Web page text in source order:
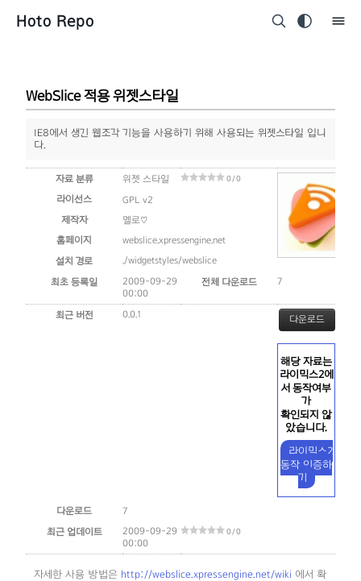
Hoto Repo
WebSlice 적용 위젯스타일
IE8에서 생긴 웹조각 기능을 사용하기 위해 사용되는 위젯스타일 입니
다.
자료 분류 위젯 스타일 0 / 0
라이선스
GPL v2
제작자
멜로♡
홈페이지
webslice.xpressengine.net
설치 경로
./widgetstyles/webslice
최초 등록일
2009-09-29
00:00
전체 다운로드 7
최근 버전 0.0.1 다운로드
해당 자료는
라이믹스2에
서 동작여부
가
확인되지 않
았습니다.
라이믹스2
동작 인증하
기
다운로드
7
최근 업데이트
2009-09-29
00:00
0 / 0
자세한 사용 방법은 http://webslice.xpressengine.net/wiki 에서 확